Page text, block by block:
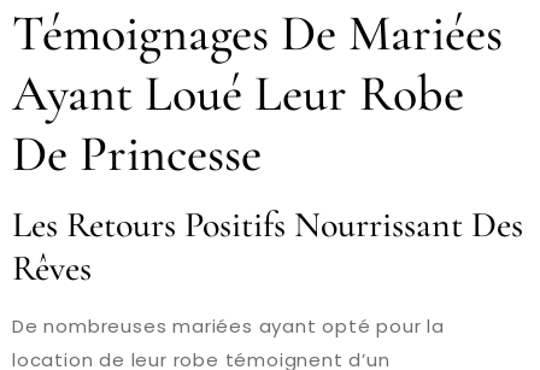
Témoignages De Mariées
Ayant Loué Leur Robe
De Princesse
Les Retours Positifs Nourrissant Des
Rêves
De nombreuses mariées ayant opté pour la
location de leur robe témoignent d’un